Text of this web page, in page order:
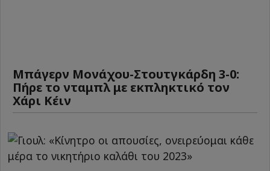
Μπάγερν Μονάχου-Στουτγκάρδη 3-0:
Πήρε το νταμπλ με εκπληκτικό τον
Χάρι Κέιν